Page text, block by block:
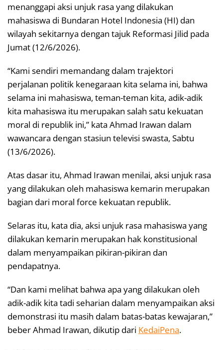
menanggapi aksi unjuk rasa yang dilakukan
mahasiswa di Bundaran Hotel Indonesia (HI) dan
wilayah sekitarnya dengan tajuk Reformasi Jilid pada
Jumat (12/6/2026).
“Kami sendiri memandang dalam trajektori
perjalanan politik kenegaraan kita selama ini, bahwa
selama ini mahasiswa, teman-teman kita, adik-adik
kita mahasiswa itu merupakan salah satu kekuatan
moral di republik ini,” kata Ahmad Irawan dalam
wawancara dengan stasiun televisi swasta, Sabtu
(13/6/2026).
Atas dasar itu, Ahmad Irawan menilai, aksi unjuk rasa
yang dilakukan oleh mahasiswa kemarin merupakan
bagian dari moral force kekuatan republik.
Selaras itu, kata dia, aksi unjuk rasa mahasiswa yang
dilakukan kemarin merupakan hak konstitusional
dalam menyampaikan pikiran-pikiran dan
pendapatnya.
“Dan kami melihat bahwa apa yang dilakukan oleh
adik-adik kita tadi seharian dalam menyampaikan aksi
demonstrasi itu masih dalam batas-batas kewajaran,”
beber Ahmad Irawan, dikutip dari KedaiPena.